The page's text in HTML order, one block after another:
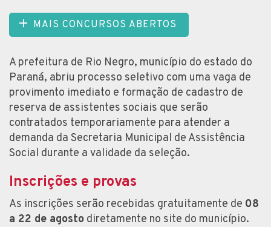
MAIS CONCURSOS ABERTOS
A prefeitura de Rio Negro, município do estado do
Paraná, abriu processo seletivo com uma vaga de
provimento imediato e formação de cadastro de
reserva de assistentes sociais que serão
contratados temporariamente para atender a
demanda da Secretaria Municipal de Assistência
Social durante a validade da seleção.
Inscrições e provas
As inscrições serão recebidas gratuitamente de 08
a 22 de agosto diretamente no site do município.